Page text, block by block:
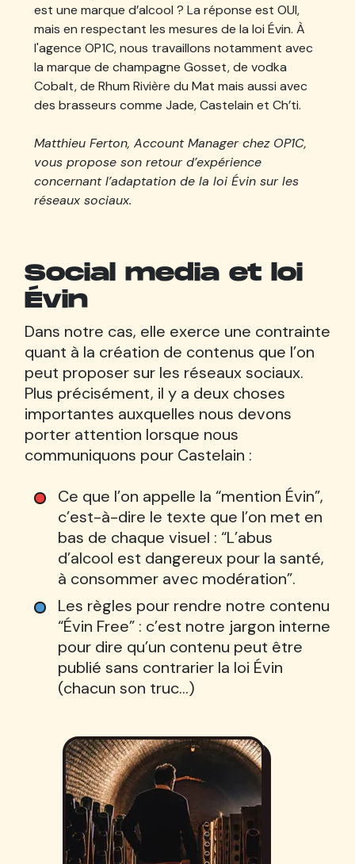
est une marque d’alcool ? La réponse est OUI,
mais en respectant les mesures de la loi Évin. À
l'agence OP1C, nous travaillons notamment avec
la marque de champagne Gosset, de vodka
Cobalt, de Rhum Rivière du Mat mais aussi avec
des brasseurs comme Jade, Castelain et Ch’ti.
Matthieu Ferton, Account Manager chez OP1C,
vous propose son retour d’expérience
concernant l’adaptation de la loi Évin sur les
réseaux sociaux.
Social media et loi
Évin
Dans notre cas, elle exerce une contrainte
quant à la création de contenus que l’on
peut proposer sur les réseaux sociaux.
Plus précisément, il y a deux choses
importantes auxquelles nous devons
porter attention lorsque nous
communiquons pour Castelain :
Ce que l’on appelle la “mention Évin”,
c’est-à-dire le texte que l’on met en
bas de chaque visuel : “L’abus
d’alcool est dangereux pour la santé,
à consommer avec modération”.
Les règles pour rendre notre contenu
“Évin Free” : c’est notre jargon interne
pour dire qu’un contenu peut être
publié sans contrarier la loi Évin
(chacun son truc…)